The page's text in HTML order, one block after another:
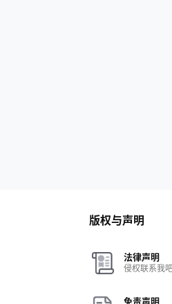
版权与声明
法律声明
侵权联系我
免责声明